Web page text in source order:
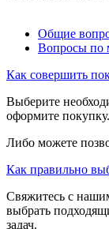
Общие
Вопросы по
Как совершить
Выберите
оформите покупку.
Либо можете
Как правильно
Свяжитесь с
выбрать
задач.